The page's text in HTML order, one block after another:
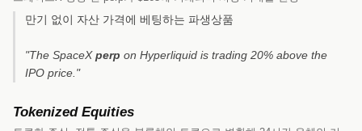
만기 없이 자산 가격에 베팅하는 파생상품
"The SpaceX perp on Hyperliquid is trading 20% above the
IPO price."
Tokenized Equities